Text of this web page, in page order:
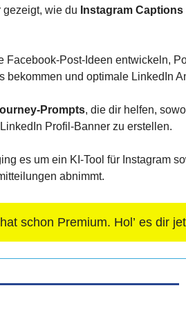
gezeigt, wie du Instagram
Facebook-Post-Ideen entwickeln,
bekommen und optimale LinkedIn
Prompts, die dir helfen,
Profil-Banner zu erstellen.
es um ein KI-Tool für Instagram
abnimmt.
schon Premium. Hol’ es dir